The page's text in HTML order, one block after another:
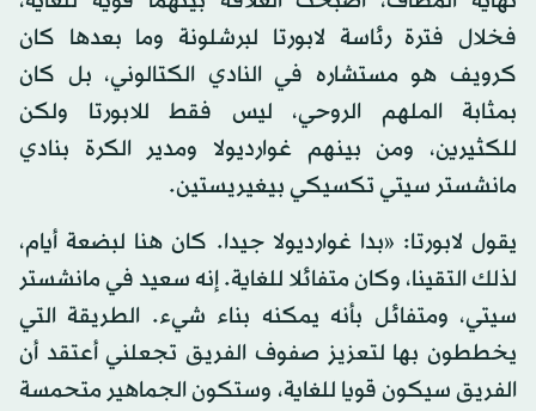
فخلال فترة رئاسة لابورتا لبرشلونة وما بعدها كان
كرويف هو مستشاره في النادي الكتالوني، بل كان
بمثابة الملهم الروحي، ليس فقط للابورتا ولكن
للكثيرين، ومن بينهم غوارديولا ومدير الكرة بنادي
مانشستر سيتي تكسيكي بيغيريستين.
يقول لابورتا: «بدا غوارديولا جيدا. كان هنا لبضعة أيام،
لذلك التقينا، وكان متفائلا للغاية. إنه سعيد في مانشستر
سيتي، ومتفائل بأنه يمكنه بناء شيء. الطريقة التي
يخططون بها لتعزيز صفوف الفريق تجعلني أعتقد أن
الفريق سيكون قويا للغاية، وستكون الجماهير متحمسة